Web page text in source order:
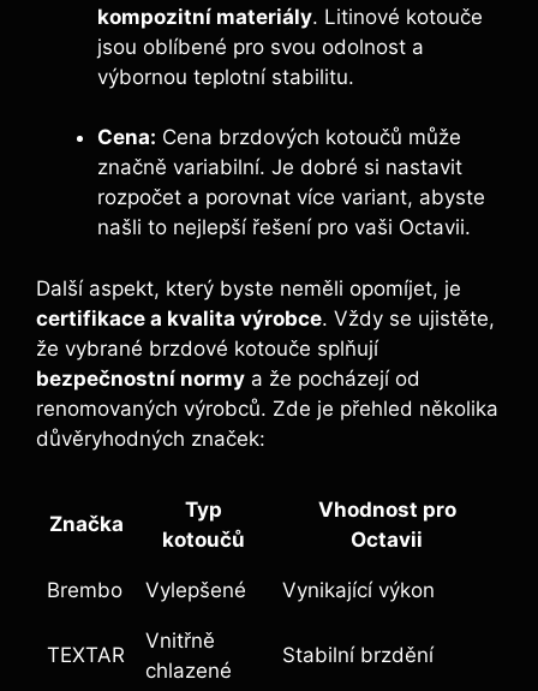
kompozitní materiály. Litinové kotouče
jsou oblíbené pro svou odolnost a
výbornou teplotní stabilitu.
Cena: Cena brzdových kotoučů může
značně variabilní. Je dobré si nastavit
rozpočet a porovnat více variant, abyste
našli to nejlepší řešení pro vaši Octavii.
Další aspekt, který byste neměli opomíjet, je
certifikace a kvalita výrobce. Vždy se ujistěte,
že vybrané brzdové kotouče splňují
bezpečnostní normy a že pocházejí od
renomovaných výrobců. Zde je přehled několika
důvěryhodných značek:
Značka
Typ
kotoučů
Vhodnost pro
Octavii
Brembo Vylepšené Vynikající výkon
TEXTAR
Vnitřně
chlazené
Stabilní brzdění